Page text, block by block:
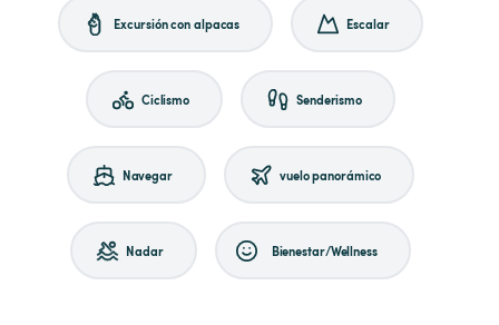
Excursión con alpacas Escalar
Ciclismo Senderismo
Navegar vuelo panorámico
Nadar Bienestar/Wellness